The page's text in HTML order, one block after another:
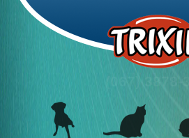
(067) 3878-